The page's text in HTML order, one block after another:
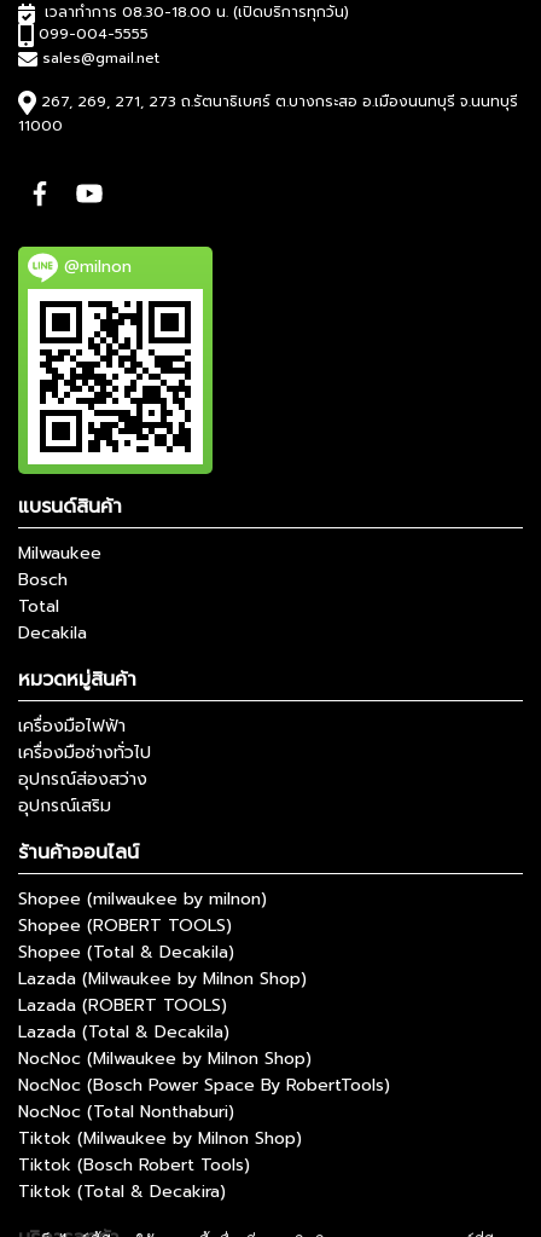
เวลาทำการ 08.30-18.00 น. (เปิดบริการทุกวัน)
099-004-5555
sales@gmail.net
267, 269, 271, 273 ถ.รัตนาธิเบศร์ ต.บางกระสอ อ.เมืองนนทบุรี จ.นนทบุรี
11000
@milnon
แบรนด์สินค้า
Milwaukee
Bosch
Total
Decakila
หมวดหมู่สินค้า
เครื่องมือไฟฟ้า
เครื่องมือช่างทั่วไป
อุปกรณ์ส่องสว่าง
อุปกรณ์เสริม
ร้านค้าออนไลน์
Shopee (milwaukee by milnon)
Shopee (ROBERT TOOLS)
Shopee (Total & Decakila)
Lazada (Milwaukee by Milnon Shop)
Lazada (ROBERT TOOLS)
Lazada (Total & Decakila)
NocNoc (Milwaukee by Milnon Shop)
NocNoc (Bosch Power Space By RobertTools)
NocNoc (Total Nonthaburi)
Tiktok (Milwaukee by Milnon Shop)
Tiktok (Bosch Robert Tools)
Tiktok (Total & Decakira)